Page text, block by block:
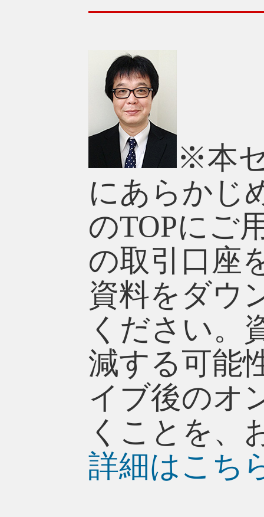
※本
にあらかじ
のTOPにご
の取引口座
資料をダウ
ください。
減する可能
イブ後のオ
くことを、
詳細はこち